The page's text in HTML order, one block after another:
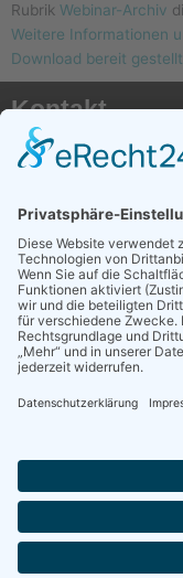
Rubrik Webinar-Archiv​
Weitere Informationen
Download bereit
Kontakt
AKTX Pflege e.V.
50116 Bergheim
E-Mail:
Social Media